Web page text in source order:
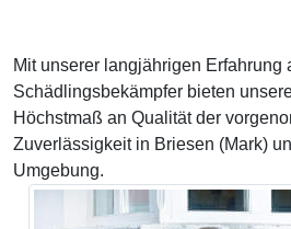
Mit unserer langjährigen Erfahrung
Schädlingsbekämpfer bieten
Höchstmaß an Qualität der
Zuverlässigkeit in Briesen (Mark)
Umgebung.